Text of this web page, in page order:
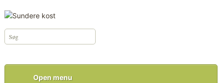
Open menu